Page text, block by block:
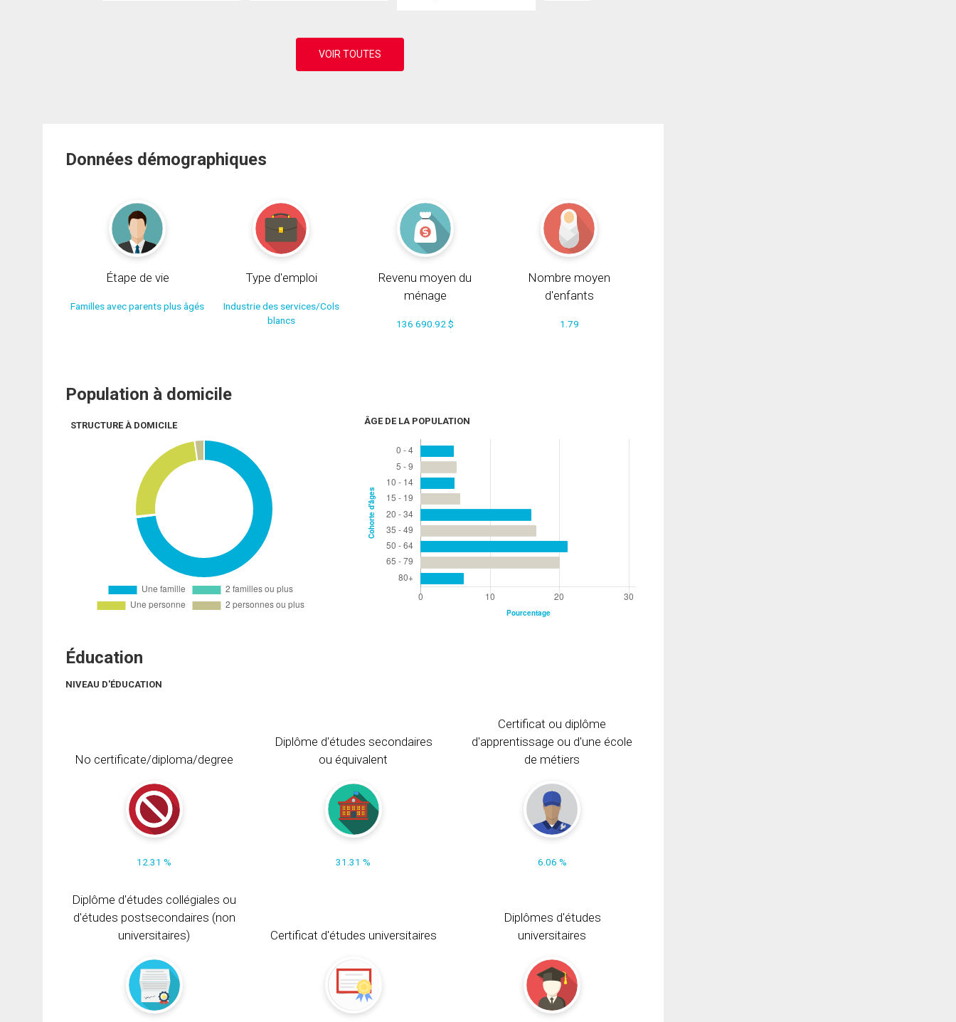
Données démographiques
Étape de vie
Familles avec parents plus âgés
Type d'emploi
Industrie des services/Cols
blancs
Revenu moyen du
ménage
136 690.92 $
Nombre moyen
d'enfants
1.79
Population à domicile
STRUCTURE À DOMICILE ÂGE DE LA POPULATION
Éducation
NIVEAU D'ÉDUCATION
No certificate/diploma/degree
12.31 %
Diplôme d'études secondaires
ou équivalent
31.31 %
Certificat ou diplôme
d'apprentissage ou d'une école
de métiers
6.06 %
Diplôme d'études collégiales ou
d'études postsecondaires (non
universitaires)
Certificat d'études universitaires
Diplômes d'études
universitaires